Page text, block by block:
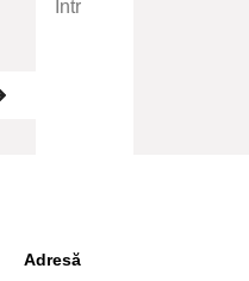
Adresă